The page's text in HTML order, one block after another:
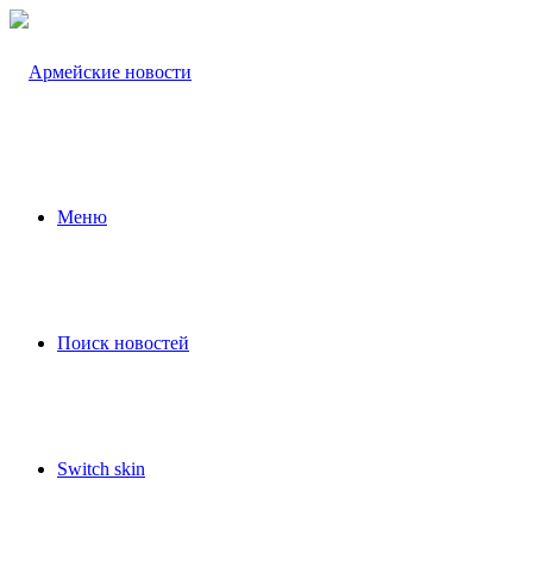
Меню
Поиск новостей
Switch skin